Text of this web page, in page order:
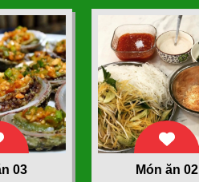
03 Món ăn 02